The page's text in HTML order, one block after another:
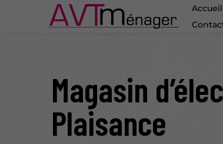
Accueil
Magasin
Plaisance